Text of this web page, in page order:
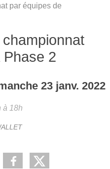
par équipes de
Phase 2
23 janv. 2022
à 18h